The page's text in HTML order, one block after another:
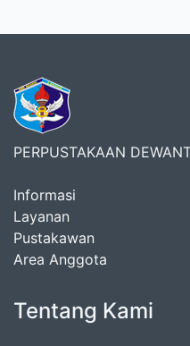
PERPUSTAKAAN
Informasi
Layanan
Pustakawan
Area Anggota
Tentang Kami